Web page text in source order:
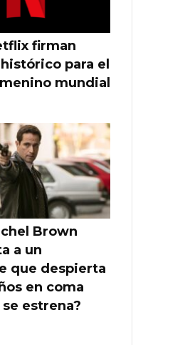
firman
para el
mundial
Brown
a un
que despierta
en coma
se estrena?